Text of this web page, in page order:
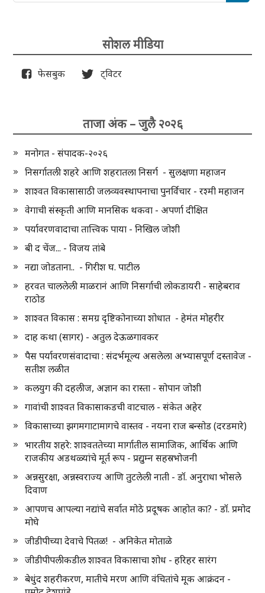
सोशल मीडिया
फेसबुक ट्विटर
ताजा अंक – जुलै २०२६
मनोगत - संपादक-२०२६
निसर्गातली शहरे आणि शहरातला निसर्ग - सुलक्षणा महाजन
शाश्वत विकासासाठी जलव्यवस्थापनाचा पुनर्विचार - रश्मी महाजन
वेगाची संस्कृती आणि मानसिक थकवा - अपर्णा दीक्षित
पर्यावरणवादाचा तात्त्विक पाया - निखिल जोशी
बी द चेंज... - विजय तांबे
नद्या जोडताना.. - गिरीश घ. पाटील
हरवत चाललेली माळरानं आणि निसर्गाची लोकडायरी - साहेबराव
राठोड
शाश्वत विकास : समग्र दृष्टिकोनाच्या शोधात - हेमंत मोहरीर
दाह कथा (सागर) - अतुल देऊळगावकर
पैस पर्यावरणसंवादाचा : संदर्भमूल्य असलेला अभ्यासपूर्ण दस्तावेज -
सतीश लळीत
कलयुग की दहलीज, अज्ञान का रास्ता - सोपान जोशी
गावांची शाश्वत विकासाकडची वाटचाल - संकेत अहेर
विकासाच्या झगमगाटामागचे वास्तव - नयना राज बन्सोड (दरडमारे)
भारतीय शहरे: शाश्वततेच्या मार्गातील सामाजिक, आर्थिक आणि
राजकीय अडथळ्यांचे मूर्त रूप - प्रद्युम्न सहस्रभोजनी
अन्नसुरक्षा, अन्नस्वराज्य आणि तुटलेली नाती - डॉ. अनुराधा भोसले
दिवाण
आपणच आपल्या नद्यांचे सर्वात मोठे प्रदूषक आहोत का? - डॉ. प्रमोद
मोघे
जीडीपीच्या देवाचे पितळ! - अनिकेत मोताळे
जीडीपीपलीकडील शाश्वत विकासाचा शोध - हरिहर सारंग
बेधुंद शहरीकरण, मातीचे मरण आणि वंचितांचे मूक आक्रंदन -